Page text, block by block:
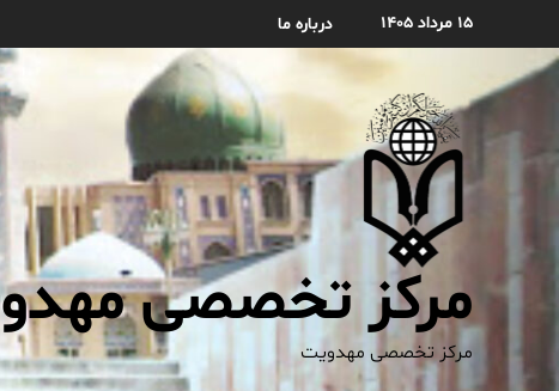
۱۵ مرداد ۱۴۰۵ درباره ما
مرکز تخصصی
مرکز تخصصی مهدویت